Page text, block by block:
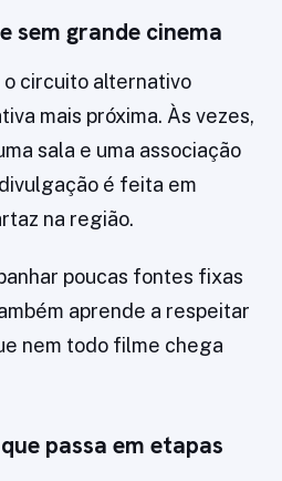
sem grande cinema
o circuito alternativo
mais próxima. Às vezes,
sala e uma associação
é feita em
na região.
poucas fontes fixas
aprende a respeitar
nem todo filme chega
passa em etapas